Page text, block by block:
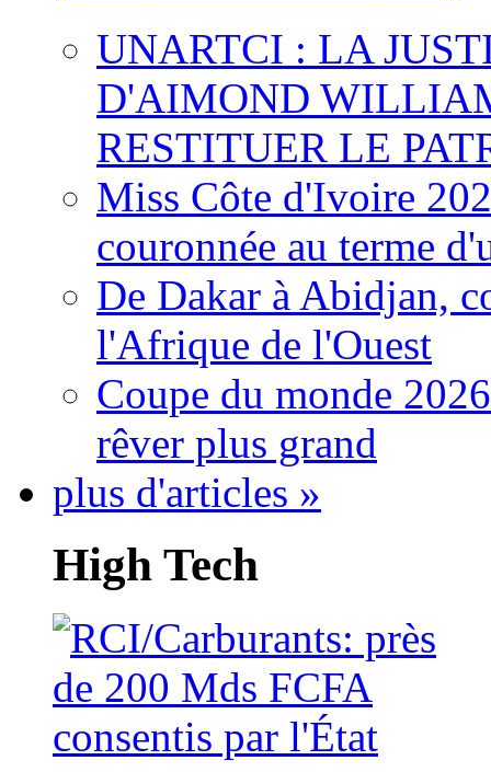
UNARTCI : LA
D'AIMOND
RESTITUER LE
Miss Côte d'Ivoire
couronnée au terme
De Dakar à Abidjan,
l'Afrique de l'Ouest
Coupe du monde
rêver plus grand
plus d'articles »
High Tech